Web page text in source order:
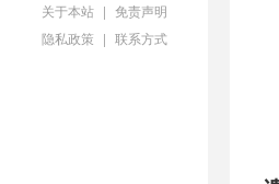
关于本站 | 免责声明
隐私政策 | 联系方式